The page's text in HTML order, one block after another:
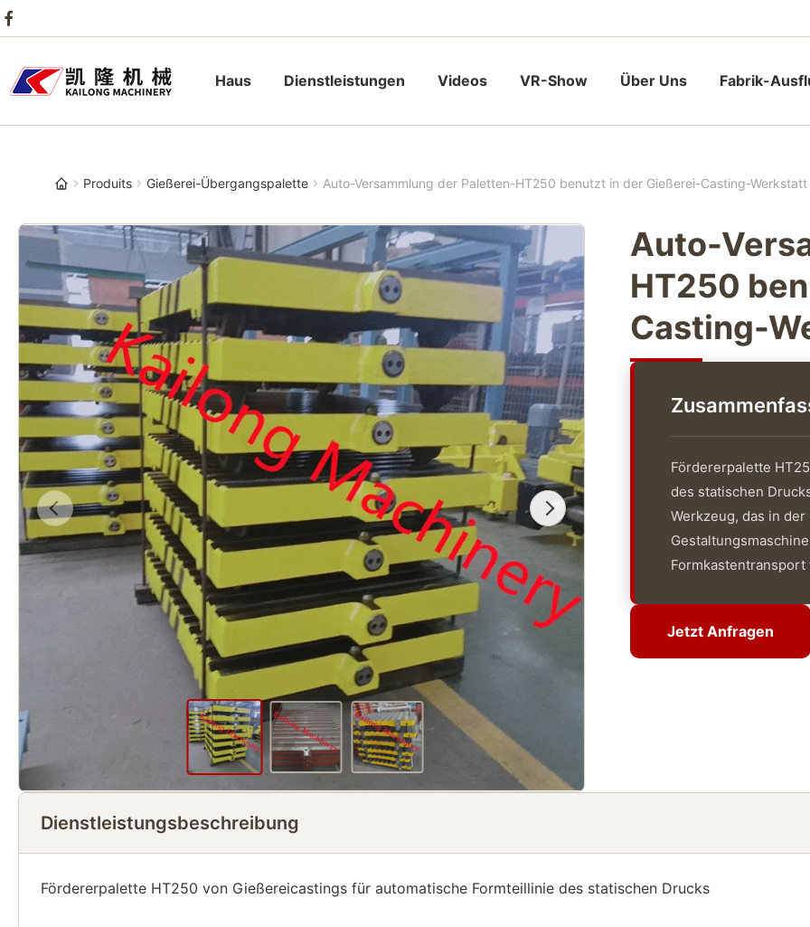
Haus Dienstleistungen Videos VR-Show Über Uns Fabrik-
Produits Gießerei-Übergangspalette Auto-Versammlung der Paletten-HT250 benutzt in der Gießerei-Casting-Werkstatt
Auto-
HT250
Casting-
Fördererpalette
des statischen
Werkzeug, das in
Formkastentransport
Jetzt Anfragen
Jetzt Anfragen
Dienstleistungsbeschreibung
Fördererpalette HT250 von Gießereicastings für automatische Formteillinie des statischen Drucks